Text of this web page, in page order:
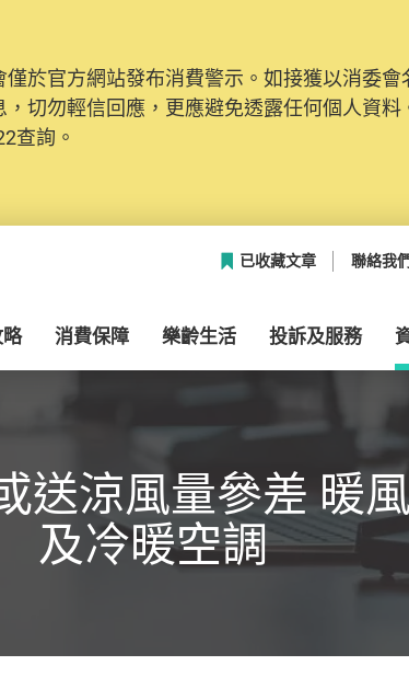
於官方網站發布消費警示。如接獲以消委
切勿輕信回應，更應避免透露任何個人資
查詢。
已收藏文章 聯絡我
消費保障 樂齡生活 投訴及服務
送涼風量參差 暖
及冷暖空調